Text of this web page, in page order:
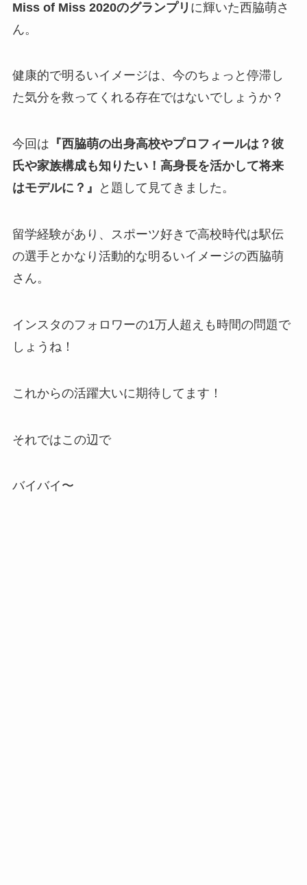
Miss of Miss 2020のグランプリ に輝いた西脇萌さ
ん。
健康的で明るいイメージは、今のちょっと停滞し
た気分を救ってくれる存在ではないでしょうか？
今回は 『西脇萌の出身高校やプロフィールは？彼
氏や家族構成も知りたい！高身長を活かして将来
はモデルに？』
と題して見てきました。
留学経験があり、スポーツ好きで高校時代は駅伝
の選手とかなり活動的な明るいイメージの西脇萌
さん。
インスタのフォロワーの1万人超えも時間の問題で
しょうね！
これからの活躍大いに期待してます！
それではこの辺で
バイバイ〜